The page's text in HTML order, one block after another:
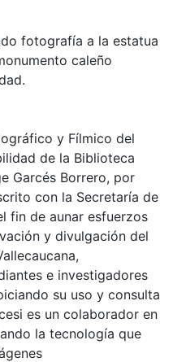
fotografía a la estatua
caleño
y Fílmico del
de la Biblioteca
Garcés Borrero, por
con la Secretaría de
fin de aunar esfuerzos
y divulgación del
e investigadores
su uso y consulta
es un colaborador en
la tecnología que